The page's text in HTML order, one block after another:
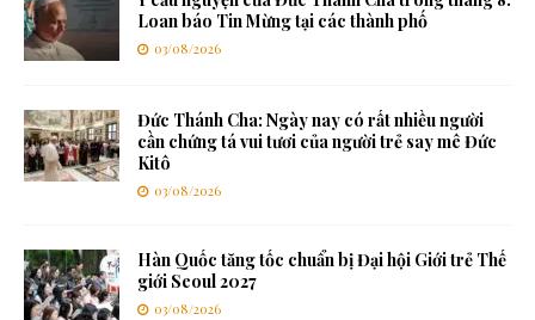
Loan báo Tin Mừng tại các thành phố
03/08/2026
Đức Thánh Cha: Ngày nay có rất nhiều người
cần chứng tá vui tươi của người trẻ say mê Đức
Kitô
03/08/2026
Hàn Quốc tăng tốc chuẩn bị Đại hội Giới trẻ Thế
giới Seoul 2027
03/08/2026